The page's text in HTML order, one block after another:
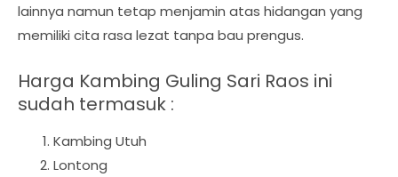
lainnya namun tetap menjamin atas hidangan yang
memiliki cita rasa lezat tanpa bau prengus.
Harga Kambing Guling Sari Raos ini
sudah termasuk :
Kambing Utuh
Lontong